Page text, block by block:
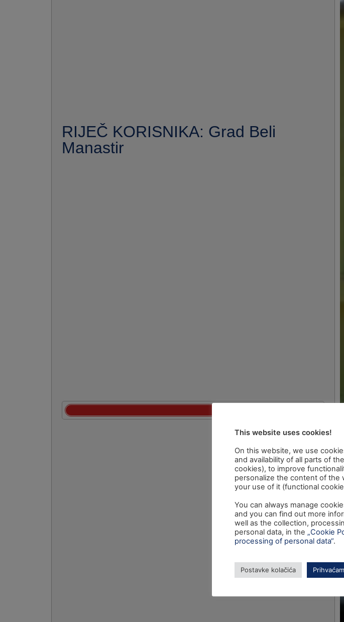
RIJEČ KORISNIKA: Grad Beli
Manastir
This website uses cookies!
On this website, we use
and availability of all parts of
cookies), to improve
personalize the content of the
your use of it (functional
You can always manage
and you can find out more
well as the collection,
personal data, in the „Cookie
processing of personal data“.
Postavke kolačića